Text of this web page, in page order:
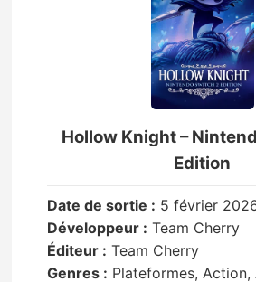
Hollow Knight –
Edition
Date de sortie : 5 février
Développeur : Team Cherry
Éditeur : Team Cherry
Genres : Plateformes, Action,